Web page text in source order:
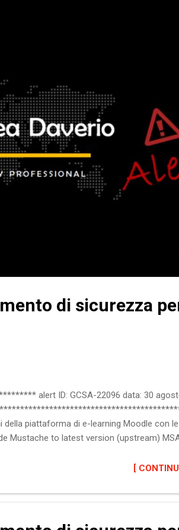
di sicurezza
alert ID: GCSA-22096 data: 30
piattaforma di e-learning Moodle con
Mustache to latest version (upstream)
precedenti alla 3.11.9 Moodle versioni
[